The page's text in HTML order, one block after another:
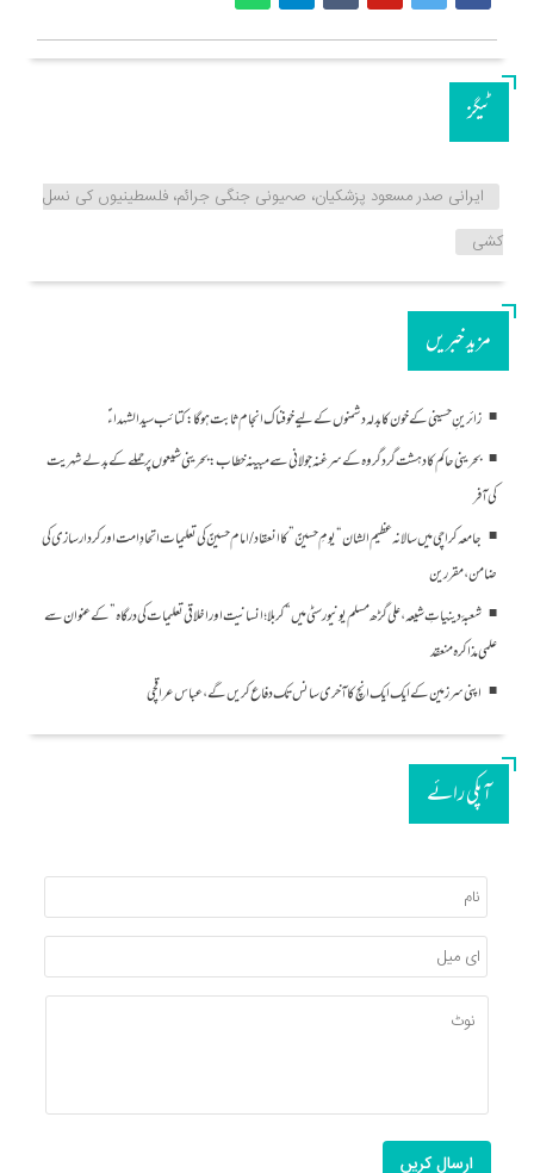
ٹیگز
ایرانی صدر مسعود پزشکیان، صہیونی جنگی جرائم، فلسطینیوں کی نسل
کشی
مزید خبریں
زائرینِ حسینی کے خون کا بدلہ دشمنوں کے لیے خوفناک انجام ثابت ہوگا: کتائب سید الشہداءؑ
بحرینی حاکم کا دہشت گرد گروہ کے سرغنہ جولانی سے مبینہ خطاب: بحرینی شیعوں پر حملے کے بدلے شہریت
کی آفر
جامعہ کراچی میں سالانہ عظیم الشان “یومِ حسینؑ” کا انعقاد/امام حسینؑ کی تعلیمات اتحادِ امت اور کردار سازی کی
ضامن، مقررین
شعبۂ دینیاتِ شیعہ، علی گڑھ مسلم یونیورسٹی میں “کربلا؛ انسانیت اور اخلاقی تعلیمات کی درگاہ” کے عنوان سے
علمی مذاکرہ منعقد
اپنی سرزمین کے ایک ایک انچ کا آخری سانس تک دفاع کریں گے، عباس عراقچی
آپکی رائے
ارسال کریں